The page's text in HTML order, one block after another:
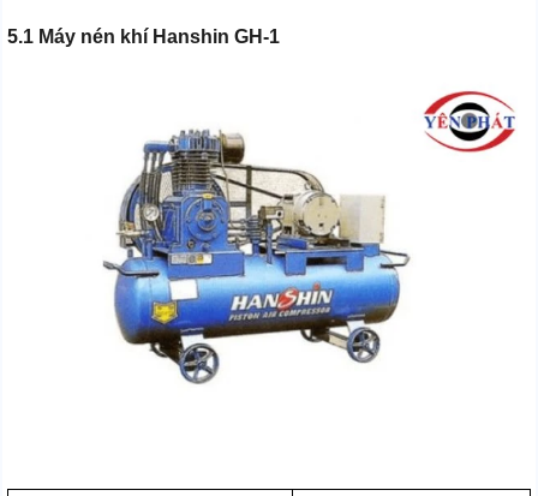
5.1 Máy nén khí Hanshin GH-1